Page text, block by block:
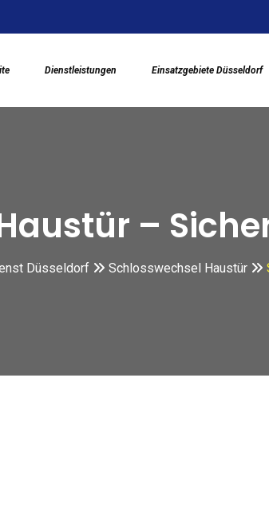
Dienstleistungen Einsatzgebiete Düsseldorf
–
Düsseldorf Schlosswechsel Haustür